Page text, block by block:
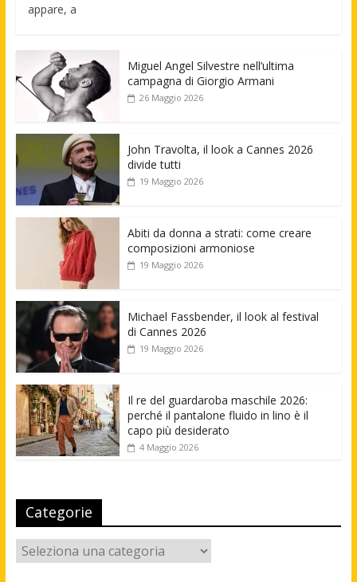
appare, a
Miguel Angel Silvestre nell’ultima
campagna di Giorgio Armani
26 Maggio 2026
John Travolta, il look a Cannes 2026
divide tutti
19 Maggio 2026
Abiti da donna a strati: come creare
composizioni armoniose
19 Maggio 2026
Michael Fassbender, il look al festival
di Cannes 2026
19 Maggio 2026
Il re del guardaroba maschile 2026:
perché il pantalone fluido in lino è il
capo più desiderato
4 Maggio 2026
Categorie
Categorie